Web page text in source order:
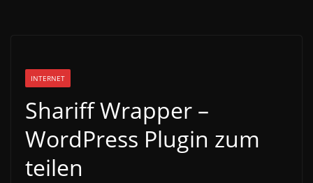
INTERNET
Shariff Wrapper –
WordPress Plugin zum
teilen